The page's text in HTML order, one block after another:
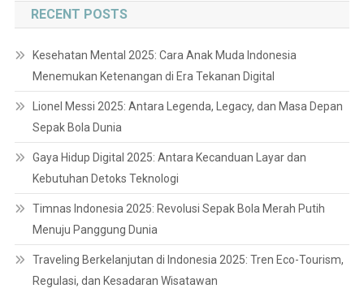
RECENT POSTS
Kesehatan Mental 2025: Cara Anak Muda Indonesia
Menemukan Ketenangan di Era Tekanan Digital
Lionel Messi 2025: Antara Legenda, Legacy, dan Masa Depan
Sepak Bola Dunia
Gaya Hidup Digital 2025: Antara Kecanduan Layar dan
Kebutuhan Detoks Teknologi
Timnas Indonesia 2025: Revolusi Sepak Bola Merah Putih
Menuju Panggung Dunia
Traveling Berkelanjutan di Indonesia 2025: Tren Eco-Tourism,
Regulasi, dan Kesadaran Wisatawan